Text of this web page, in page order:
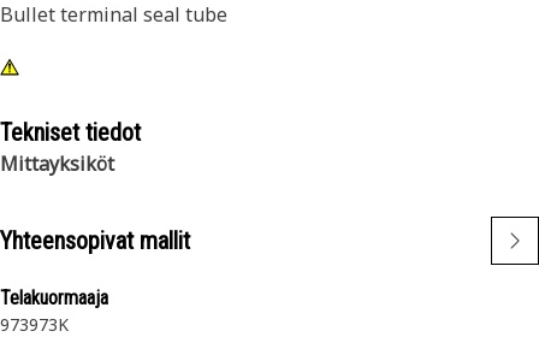
Bullet terminal seal tube
Tekniset tiedot
Mittayksiköt
Yhteensopivat mallit
Telakuormaaja
973973K